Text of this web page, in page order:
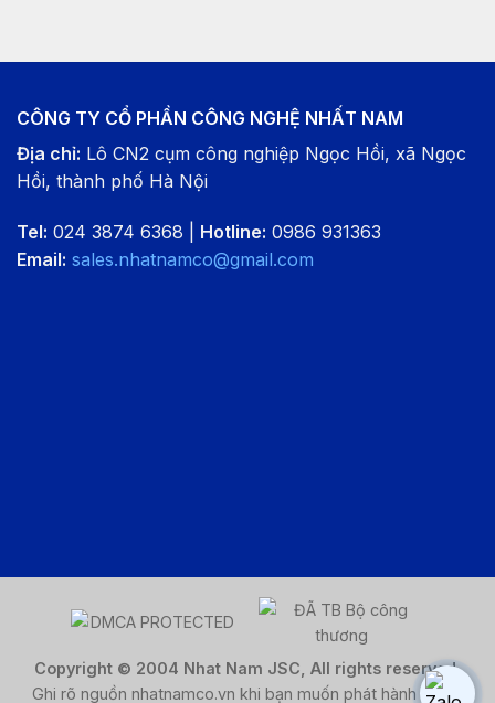
CÔNG TY CỔ PHẦN CÔNG NGHỆ NHẤT NAM
Địa chỉ: Lô CN2 cụm công nghiệp Ngọc Hồi, xã Ngọc
Hồi, thành phố Hà Nội
Tel: 024 3874 6368 | Hotline: 0986 931363
Email: sales.nhatnamco@gmail.com
Copyright © 2004 Nhat Nam JSC, All rights reserved.
Ghi rõ nguồn nhatnamco.vn khi bạn muốn phát hành lại nội